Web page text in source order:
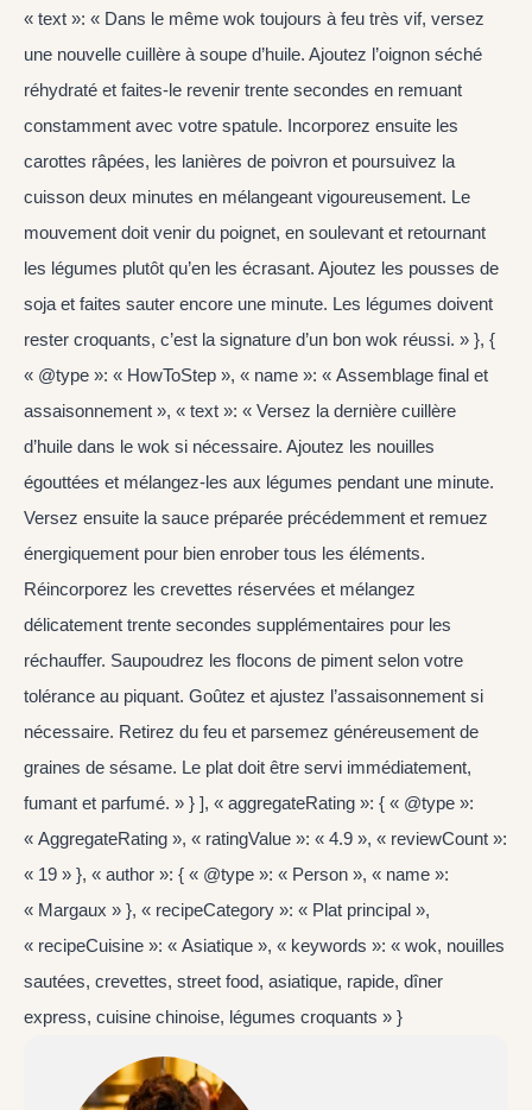
« text »: « Dans le même wok toujours à feu très vif, versez
une nouvelle cuillère à soupe d’huile. Ajoutez l’oignon séché
réhydraté et faites-le revenir trente secondes en remuant
constamment avec votre spatule. Incorporez ensuite les
carottes râpées, les lanières de poivron et poursuivez la
cuisson deux minutes en mélangeant vigoureusement. Le
mouvement doit venir du poignet, en soulevant et retournant
les légumes plutôt qu’en les écrasant. Ajoutez les pousses de
soja et faites sauter encore une minute. Les légumes doivent
rester croquants, c’est la signature d’un bon wok réussi. » }, {
« @type »: « HowToStep », « name »: « Assemblage final et
assaisonnement », « text »: « Versez la dernière cuillère
d’huile dans le wok si nécessaire. Ajoutez les nouilles
égouttées et mélangez-les aux légumes pendant une minute.
Versez ensuite la sauce préparée précédemment et remuez
énergiquement pour bien enrober tous les éléments.
Réincorporez les crevettes réservées et mélangez
délicatement trente secondes supplémentaires pour les
réchauffer. Saupoudrez les flocons de piment selon votre
tolérance au piquant. Goûtez et ajustez l’assaisonnement si
nécessaire. Retirez du feu et parsemez généreusement de
graines de sésame. Le plat doit être servi immédiatement,
fumant et parfumé. » } ], « aggregateRating »: { « @type »:
« AggregateRating », « ratingValue »: « 4.9 », « reviewCount »:
« 19 » }, « author »: { « @type »: « Person », « name »:
« Margaux » }, « recipeCategory »: « Plat principal »,
« recipeCuisine »: « Asiatique », « keywords »: « wok, nouilles
sautées, crevettes, street food, asiatique, rapide, dîner
express, cuisine chinoise, légumes croquants » }